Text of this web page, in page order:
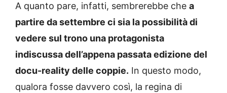
A quanto pare, infatti, sembrerebbe che a
partire da settembre ci sia la possibilità di
vedere sul trono una protagonista
indiscussa dell’appena passata edizione del
docu-reality delle coppie. In questo modo,
qualora fosse davvero così, la regina di